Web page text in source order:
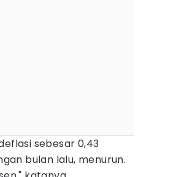
sebesar 0,43
bulan lalu, menurun.